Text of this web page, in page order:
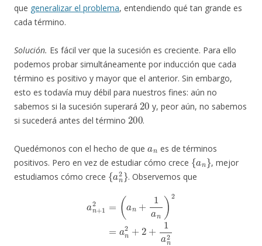
que generalizar el problema, entendiendo qué tan grande es
cada término.
Solución. Es fácil ver que la sucesión es creciente. Para ello
podemos probar simultáneamente por inducción que cada
término es positivo y mayor que el anterior. Sin embargo,
esto es todavía muy débil para nuestros fines: aún no
sabemos si la sucesión superará
20
y, peor aún, no sabemos
si sucederá antes del término
200
.
Quedémonos con el hecho de que
es de términos
positivos. Pero en vez de estudiar cómo crece
{an}
, mejor
estudiamos cómo crece
{an2}
. Observemos que
= 2+ 1 an